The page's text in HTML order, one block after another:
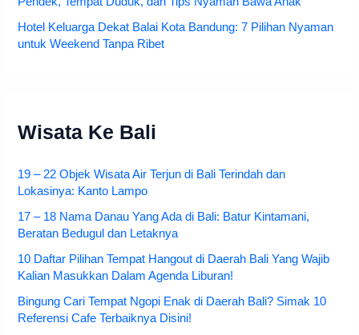
Hotel Keluarga Dekat Balai Kota Bandung: 7 Pilihan Nyaman
untuk Weekend Tanpa Ribet
Wisata Ke Bali
19 – 22 Objek Wisata Air Terjun di Bali Terindah dan
Lokasinya: Kanto Lampo
17 – 18 Nama Danau Yang Ada di Bali: Batur Kintamani,
Beratan Bedugul dan Letaknya
10 Daftar Pilihan Tempat Hangout di Daerah Bali Yang Wajib
Kalian Masukkan Dalam Agenda Liburan!
Bingung Cari Tempat Ngopi Enak di Daerah Bali? Simak 10
Referensi Cafe Terbaiknya Disini!